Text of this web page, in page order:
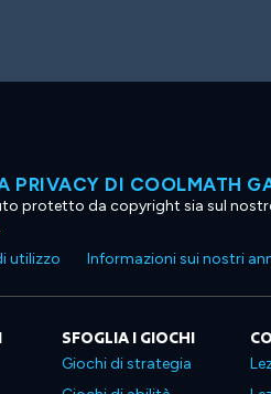
PRIVACY DI COOLMATH
protetto da copyright sia sul
utilizzo Informazioni sui nostri
SFOGLIA I GIOCHI
Giochi di strategia